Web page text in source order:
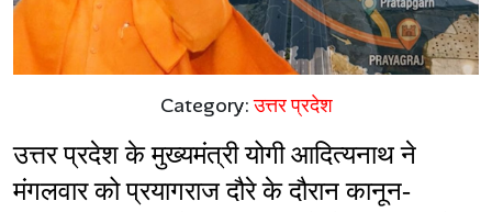
Category:उत्तर प्रदेश
उत्तर प्रदेश के मुख्यमंत्री योगी आदित्यनाथ ने
मंगलवार को प्रयागराज दौरे के दौरान कानून-